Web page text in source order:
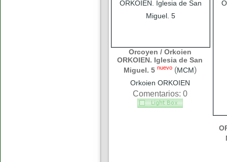
Orcoyen / Orkoien
ORKOIEN. Iglesia de San
Miguel. 5 nuevo (MCM)
Orkoien ORKOIEN
Comentarios: 0